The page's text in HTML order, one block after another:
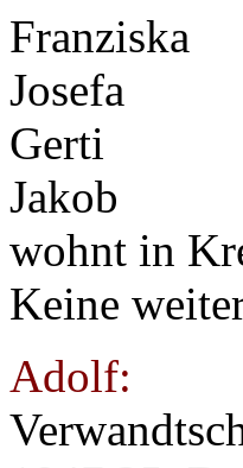
Franziska
Josefa
Gerti
Jakob
wohnt in
Keine
Adolf: